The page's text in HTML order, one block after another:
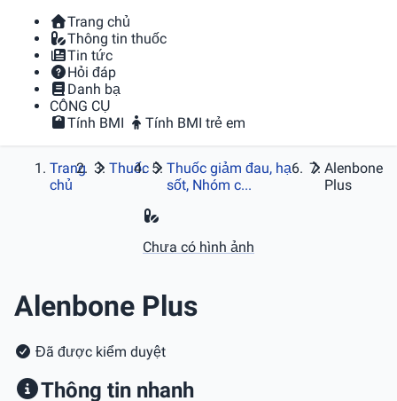
Trang chủ
Thông tin thuốc
Tin tức
Hỏi đáp
Danh bạ
CÔNG CỤ
Tính BMI
Tính BMI trẻ em
Trang
chủ
Thuốc
Thuốc giảm đau, hạ
sốt, Nhóm c...
Alenbone
Plus
Chưa có hình ảnh
Alenbone Plus
Đã được kiểm duyệt
Thông tin nhanh